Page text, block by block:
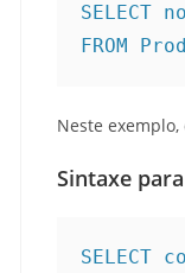
SELECT
FROM
Neste
Sintaxe
SELECT